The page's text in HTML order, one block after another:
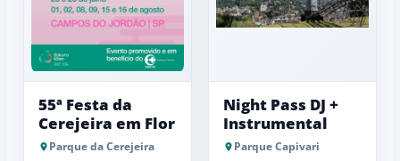
55ª Festa da
Cerejeira em Flor
Parque da Cerejeira
Night Pass DJ +
Instrumental
Parque Capivari